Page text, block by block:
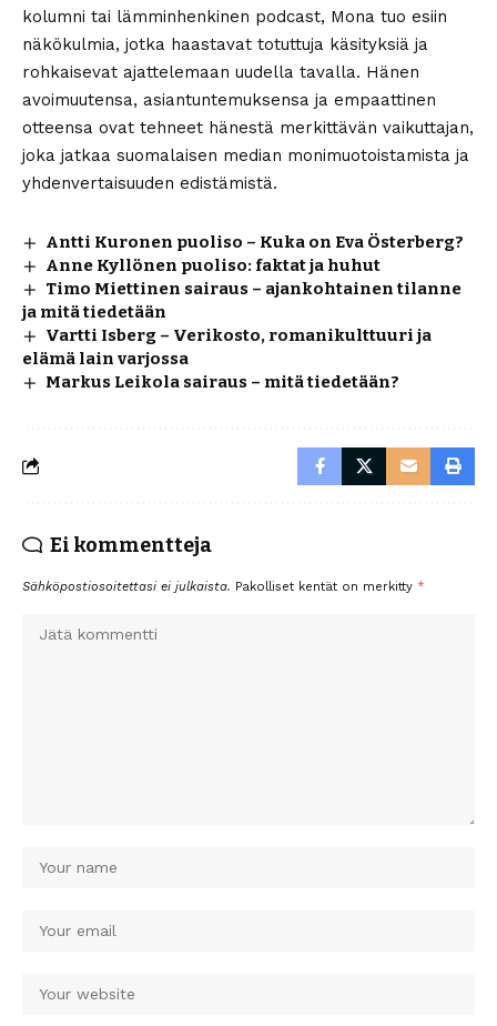
kolumni tai lämminhenkinen podcast, Mona tuo esiin
näkökulmia, jotka haastavat totuttuja käsityksiä ja
rohkaisevat ajattelemaan uudella tavalla. Hänen
avoimuutensa, asiantuntemuksensa ja empaattinen
otteensa ovat tehneet hänestä merkittävän vaikuttajan,
joka jatkaa suomalaisen median monimuotoistamista ja
yhdenvertaisuuden edistämistä.
Antti Kuronen puoliso – Kuka on Eva Österberg?
Anne Kyllönen puoliso: faktat ja huhut
Timo Miettinen sairaus – ajankohtainen tilanne
ja mitä tiedetään
Vartti Isberg – Verikosto, romanikulttuuri ja
elämä lain varjossa
Markus Leikola sairaus – mitä tiedetään?
Ei kommentteja
Sähköpostiosoitettasi ei julkaista. Pakolliset kentät on merkitty *